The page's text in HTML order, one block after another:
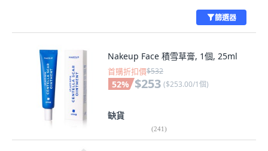
篩選器
Nakeup Face 積雪草膏, 1個, 25ml
首購折扣價$532
52% $253 ($253.00/1個)
缺貨
(241)